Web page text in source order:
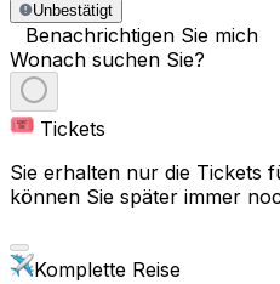
Unbestätigt
Benachrichtigen Sie mich
Wonach suchen Sie?
Tickets
Sie erhalten nur die Tickets
können Sie später immer
Komplette Reise